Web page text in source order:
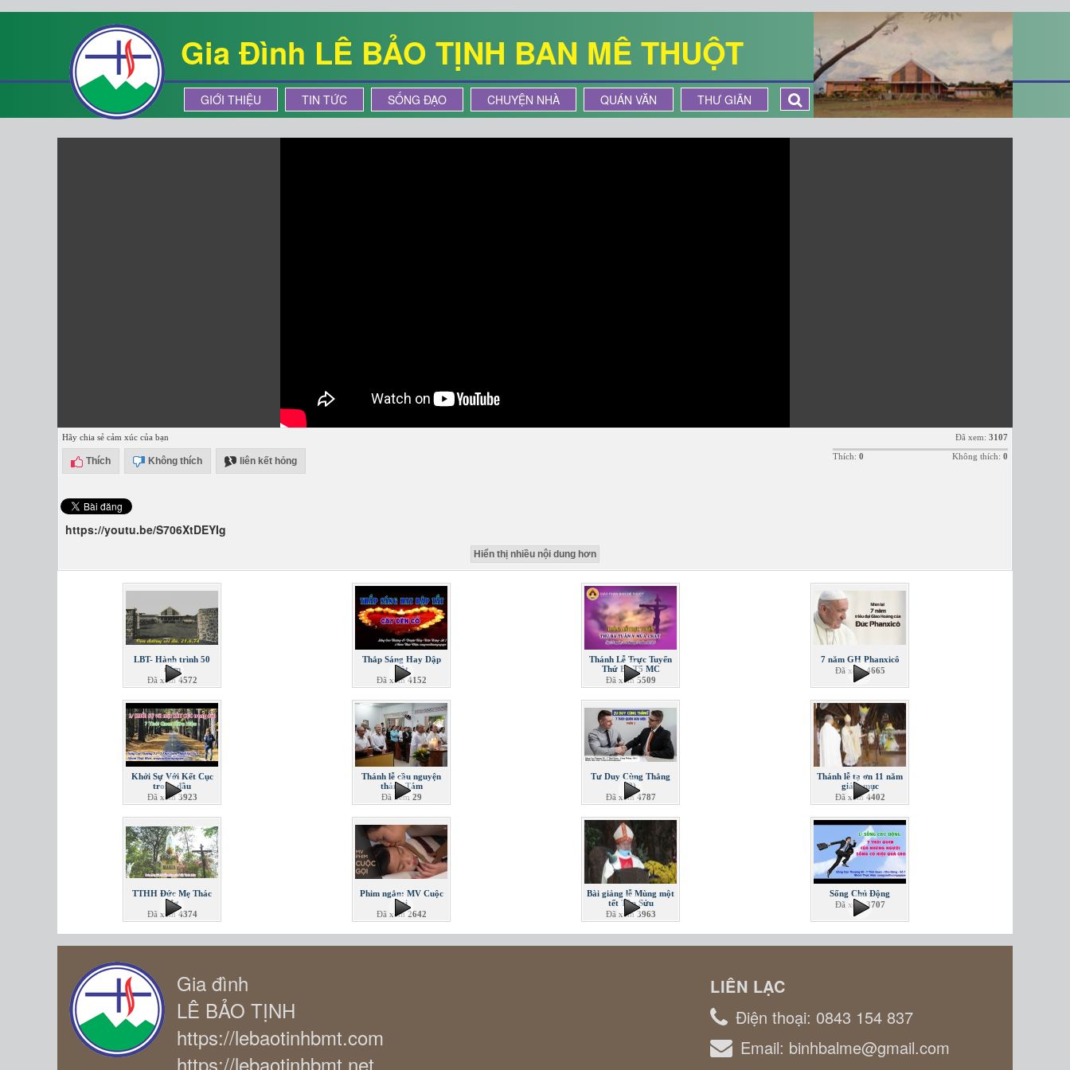
Gia Đình LÊ BẢO TỊNH BAN MÊ THUỘT
GIỚI THIỆU TIN TỨC SỐNG ĐẠO CHUYỆN NHÀ QUÁN VĂN THƯ GIÃN
Hãy chia sẻ cảm xúc của bạn
Thích Không thích liên kết hỏng
Đã xem: 3107
Thích: 0 Không thích: 0
https://youtu.be/S706XtDEYIg
Hiển thị nhiều nội dung hơn
LBT- Hành trình 50
năm
Đã xem4572
Thắp Sáng Hay Dập
Tắt
Đã xem4152
Thánh Lễ Trực Tuyến
Thứ Ba T5 MC
Đã xem5509
7 năm GH Phanxicô
Đã xem4665
Khởi Sự Với Kết Cục
trong đầu
Đã xem3923
Thánh lễ cầu nguyện
tháng Tám
Đã xem 29
Tư Duy Cùng Thắng
(2)
Đã xem4787
Thánh lễ tạ ơn 11 năm
giám mục
Đã xem4402
TTHH Đức Mẹ Thác
Mơ
Đã xem4374
Phim ngắn: MV Cuộc
gọi
Đã xem2642
Bài giảng lễ Mùng một
tết Tân Sửu
Đã xem3963
Sống Chủ Động
Đã xem3707
Gia đình
LÊ BẢO TỊNH
https://lebaotinhbmt.com
https://lebaotinhbmt.net
LIÊN LẠC
Điện thoại: 0843 154 837
Email: binhbalme@gmail.com